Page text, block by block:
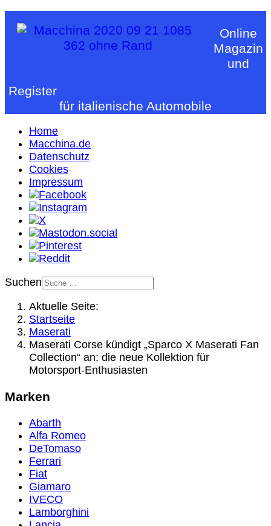
Online
Magazin
und
Register
für italienische Automobile
Home
Macchina.de
Datenschutz
Cookies
Impressum
Suchen
Aktuelle Seite:
Startseite
Maserati
Maserati Corse kündigt „Sparco X Maserati Fan
Collection“ an: die neue Kollektion für
Motorsport-Enthusiasten
Marken
Abarth
Alfa Romeo
DeTomaso
Ferrari
Fiat
Giamaro
IVECO
Lamborghini